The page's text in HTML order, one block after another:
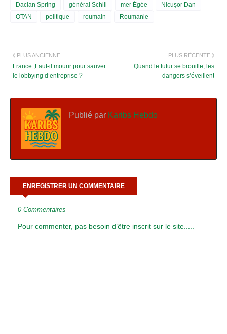
Dacian Spring
général Schill mer Égée
Nicușor Dan
OTAN
politique roumain Roumanie
PLUS RÉCENTE
Quand le futur se brouille, les
dangers s’éveillent
PLUS ANCIENNE
France ,Faut-il mourir pour sauver
le lobbying d’entreprise ?
Publié par Karibs Hebdo
ENREGISTRER UN COMMENTAIRE
0 Commentaires
Pour commenter, pas besoin d’être inscrit sur le site.....